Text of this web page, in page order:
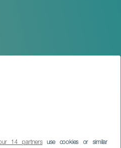
14 partnersuse cookies or similar